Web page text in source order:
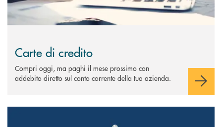
Carte di credito
Compri oggi, ma paghi il mese prossimo con
addebito diretto sul conto corrente della tua azienda.